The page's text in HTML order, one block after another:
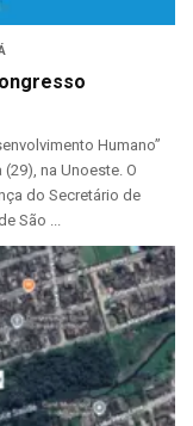
Humano”
na Unoeste. O
do Secretário de
São ...